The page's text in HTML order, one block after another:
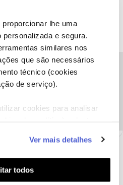
lhe uma
e segura.
similares nos
que são necessários
técnico (cookies
de serviço).
cookies para analisar
personalização e
aos seus interesses
Pode gerir a
em "Configurar
Ver mais detalhes
todos
informação relevante. Marque